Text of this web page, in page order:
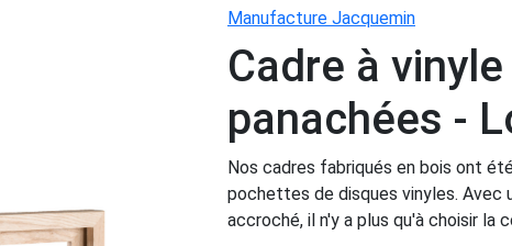
Manufacture Jacquemin
Cadre à
panachées -
Nos cadres fabriqués en bois ont
pochettes de disques vinyles. Avec
accroché, il n'y a plus qu'à choisir la